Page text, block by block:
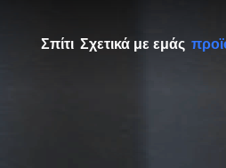
Σπίτι Σχετικά με εμάς